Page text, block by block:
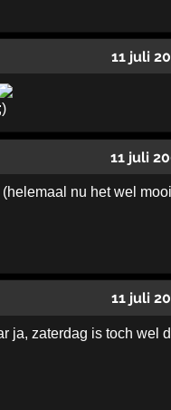
11 juli
11 juli
nu het wel
11 juli
ja, zaterdag is toch wel